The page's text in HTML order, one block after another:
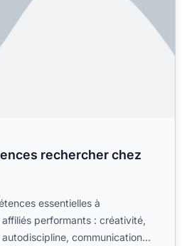
rechercher chez
essentielles à
performants : créativité,
communication